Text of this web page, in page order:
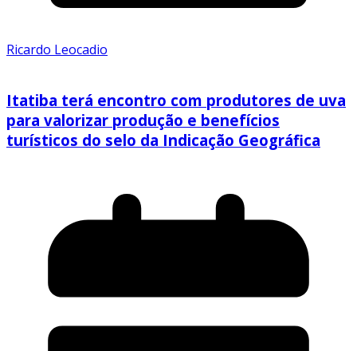
Ricardo Leocadio
Itatiba terá encontro com produtores de uva
para valorizar produção e benefícios
turísticos do selo da Indicação Geográfica